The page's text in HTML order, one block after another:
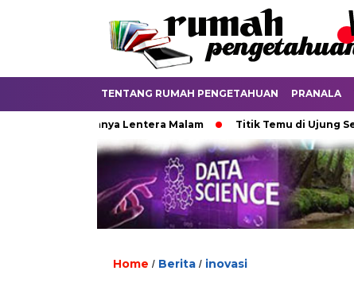
TENTANG RUMAH PENGETAHUAN PRANALA
Padamnya Lentera Malam Titik Temu di Ujung Semesta
Home / Berita / inovasi